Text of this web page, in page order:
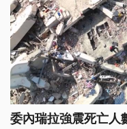
委內瑞拉強震死亡人